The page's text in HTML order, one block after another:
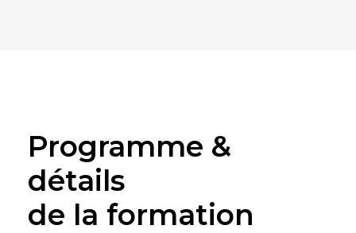
Programme &
détails
de la formation